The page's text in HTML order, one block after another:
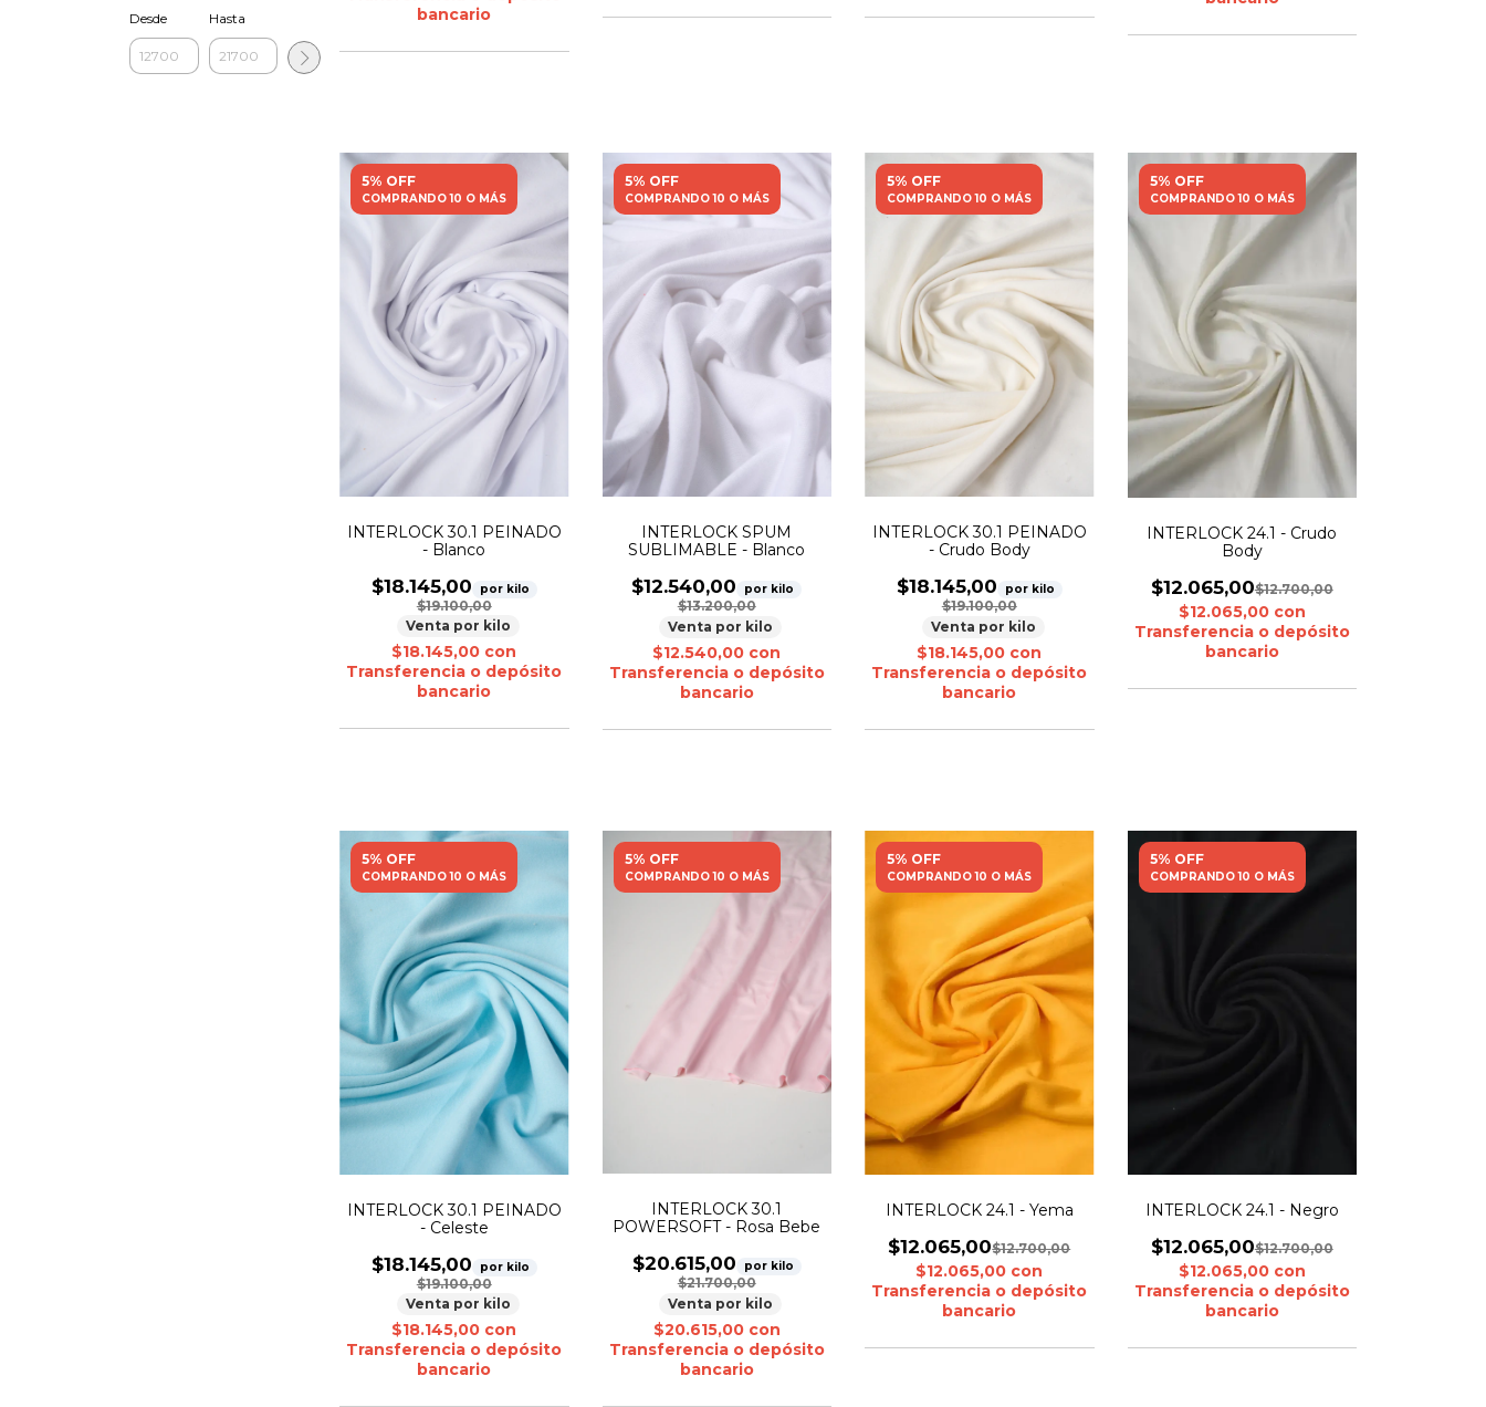
Desde Hasta
bancario
5% OFF
COMPRANDO 10 O MÁS
INTERLOCK 30.1 PEINADO
- Blanco
$18.145,00 por kilo
$19.100,00
Venta por kilo
$18.145,00 con
Transferencia o depósito
bancario
5% OFF
COMPRANDO 10 O MÁS
INTERLOCK SPUM
SUBLIMABLE - Blanco
$12.540,00 por kilo
$13.200,00
Venta por kilo
$12.540,00 con
Transferencia o depósito
bancario
5% OFF
COMPRANDO 10 O MÁS
INTERLOCK 30.1 PEINADO
- Crudo Body
$18.145,00 por kilo
$19.100,00
Venta por kilo
$18.145,00 con
Transferencia o depósito
bancario
5% OFF
COMPRANDO 10 O MÁS
INTERLOCK 24.1 - Crudo
Body
$12.065,00$12.700,00
$12.065,00 con
Transferencia o depósito
bancario
5% OFF
COMPRANDO 10 O MÁS
INTERLOCK 30.1 PEINADO
- Celeste
$18.145,00 por kilo
$19.100,00
Venta por kilo
$18.145,00 con
Transferencia o depósito
bancario
5% OFF
COMPRANDO 10 O MÁS
INTERLOCK 30.1
POWERSOFT - Rosa Bebe
$20.615,00 por kilo
$21.700,00
Venta por kilo
$20.615,00 con
Transferencia o depósito
bancario
5% OFF
COMPRANDO 10 O MÁS
INTERLOCK 24.1 - Yema
$12.065,00$12.700,00
$12.065,00 con
Transferencia o depósito
bancario
5% OFF
COMPRANDO 10 O MÁS
INTERLOCK 24.1 - Negro
$12.065,00$12.700,00
$12.065,00 con
Transferencia o depósito
bancario